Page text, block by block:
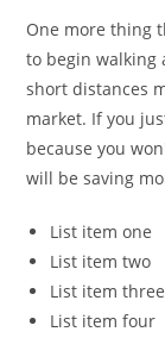
One more thing
to begin walking
short distances
market. If you
because you
will be saving
List item one
List item two
List item three
List item four